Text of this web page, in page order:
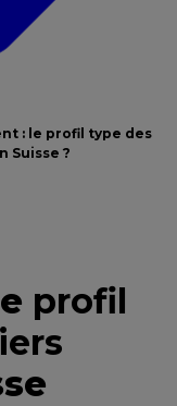
: le profil type des
Suisse ?
profil